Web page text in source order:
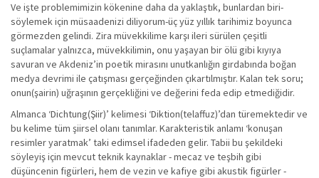
Ve işte problemimizin kökenine daha da yaklaştık, bunlardan biri-
söylemek için müsaadenizi diliyorum-üç yüz yıllık tarihimiz boyunca
görmezden gelindi. Zira müvekkilime karşı ileri sürülen çeşitli
suçlamalar yalnızca, müvekkilimin, onu yaşayan bir ölü gibi kıyıya
savuran ve Akdeniz’in poetik mirasını unutkanlığın girdabında boğan
medya devrimi ile çatışması gerçeğinden çıkartılmıştır. Kalan tek soru;
onun(şairin) uğraşının gerçekliğini ve değerini feda edip etmediğidir.
Almanca ‘Dichtung(Şiir)’ kelimesi ‘Diktion(telaffuz)’dan türemektedir ve
bu kelime tüm şiirsel olanı tanımlar. Karakteristik anlamı ‘konuşan
resimler yaratmak’ taki edimsel ifadeden gelir. Tabii bu şekildeki
söyleyiş için mevcut teknik kaynaklar - mecaz ve teşbih gibi
düşüncenin figürleri, hem de vezin ve kafiye gibi akustik figürler -